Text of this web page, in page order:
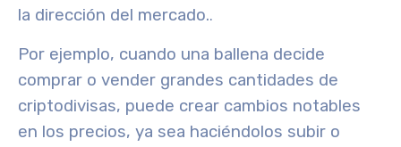
la dirección del mercado..
Por ejemplo, cuando una ballena decide
comprar o vender grandes cantidades de
criptodivisas, puede crear cambios notables
en los precios, ya sea haciéndolos subir o